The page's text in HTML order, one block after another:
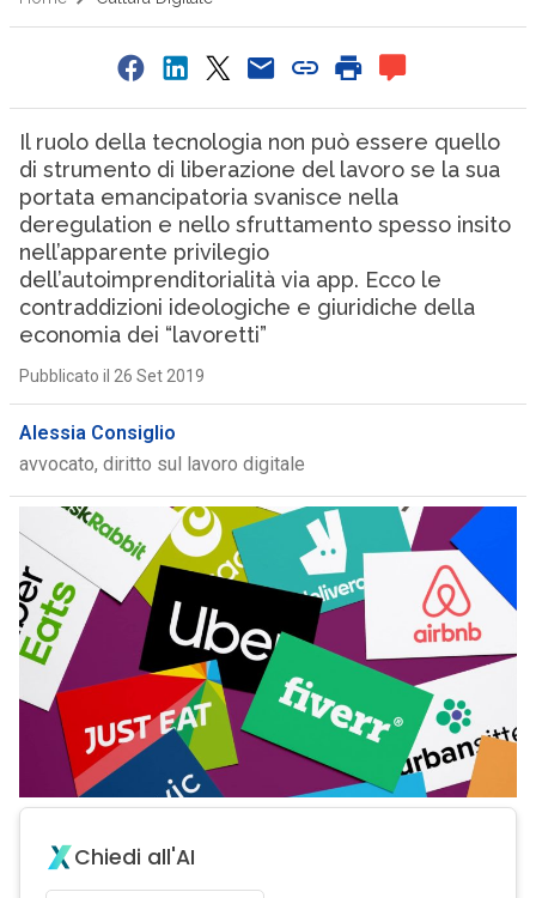
Il ruolo della tecnologia non può essere quello
di strumento di liberazione del lavoro se la sua
portata emancipatoria svanisce nella
deregulation e nello sfruttamento spesso insito
nell’apparente privilegio
dell’autoimprenditorialità via app. Ecco le
contraddizioni ideologiche e giuridiche della
economia dei “lavoretti”
Pubblicato il 26 Set 2019
Alessia Consiglio
avvocato, diritto sul lavoro digitale
Chiedi all'AI